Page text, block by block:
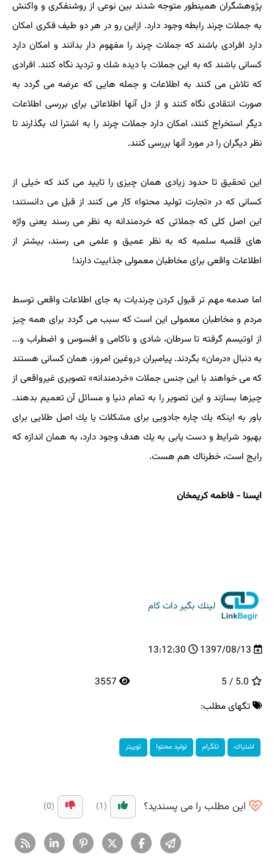
پژوهشگران همینطور متوجه شدند بین نوعی از روشنفكری و واكنش
به جملات چرند رابطه وجود دارد. ازاین رو در هر دو طیف فكری امكان
دارد افرادی باشند كه جملات چرند را مفهوم دار بدانند و امكان دارد
كسانی باشند كه به این جملات با دیده شك و تردید نگاه كنند. افرادی
كه تلاش می كنند به اطلاعات و جمله هایی كه عرضه می گردد به
صورت انتقادی نگاه كنند و از دل آنها اطلاعاتی برای بررسی اطلاعات
دیگر استخراج كنند، امكان دارد جملات چرند را به اشترا ك بگذارند تا
نظر دیگران را در مورد آنها بررسی كنند.
این تحقیق تا حدود زیادی همان چیزی را تایید می كند كه خیلی از
كسانی كه در «تجارت تولید محتوا» كار می كنند از قبل می دانستند؛
این اصل كلی كه جملاتی كه خردمندانه به نظر می رسند یعنی واژه
های قلمبه سلمبه كه به نظر عمیق و علمی می رسند، بیشتر از
اطلاعات واقعی برای مخاطبان معمولی جذابیت دارند!
اما صدمه مهم تر قبول كردن چرندیات به جای اطلاعات واقعی توسط
مردم و مخاطبان معمولی این است كه سبب می گردد برای همه چیز
از اوتیسم گرفته تا سرطان، شادی و ناكامی و افسوس و اضطراب و...
به دنبال «درمان» بگردند. پیامبران دروغین امروز، همان كسانی هستند
كه می خواهند با این جنس جملات «خردمندانه» تصویری غیرواقعی از
چیزها بسازند و این تصویر را به تمام دنیا و مسائل آن تعمیم بدهند.
باور به اینكه یك چاره جادویی برای مشكلات یا یك اصل طلایی برای
بهبود شرایط و دست یابی به یك هدف وجود دارد، به همان اندازه كه
رایج است، خطرناك هم هست.
ایسنا - فاطمه كریمخان
لینك بگیر دات كام
1397/08/13
13:12:30
تگهای مطلب:
اشتراك تلگرام تولید محتوا توییتر
این مطلب را می پسندید؟ (1)
(0)